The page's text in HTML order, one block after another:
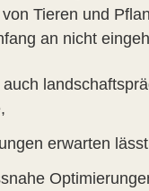
Tieren und
an nicht
erwarten